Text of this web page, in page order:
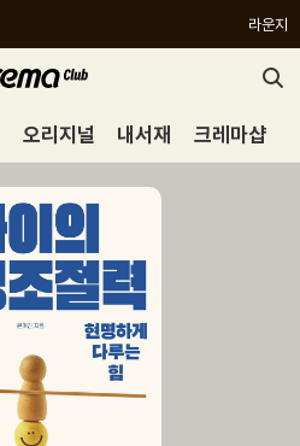
라운지
오리지널 내서재 크레마샵